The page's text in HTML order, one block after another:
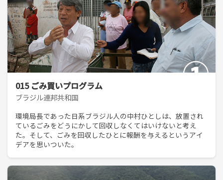
015 ごみ買いプログラム
ブラジル連邦共和国
環境局長であった日系ブラジル人の中村ひとしは、放置され
ているごみをどうにかして回収しなくてはいけないと考え
た。そして、ごみを回収したひとに報酬を与えるというアイ
デアを思いついた。